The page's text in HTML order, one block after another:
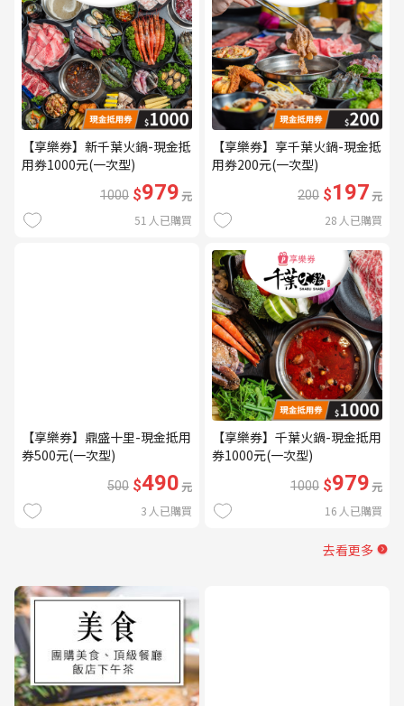
【享樂券】新千葉火鍋-現金抵
用券1000元(一次型)
1000 $979元
51 人已購買
【享樂券】享千葉火鍋-現金抵
用券200元(一次型)
200 $197元
28 人已購買
【享樂券】鼎盛十里-現金抵用
券500元(一次型)
500 $490元
3 人已購買
【享樂券】千葉火鍋-現金抵用
券1000元(一次型)
1000 $979元
16 人已購買
去看更多